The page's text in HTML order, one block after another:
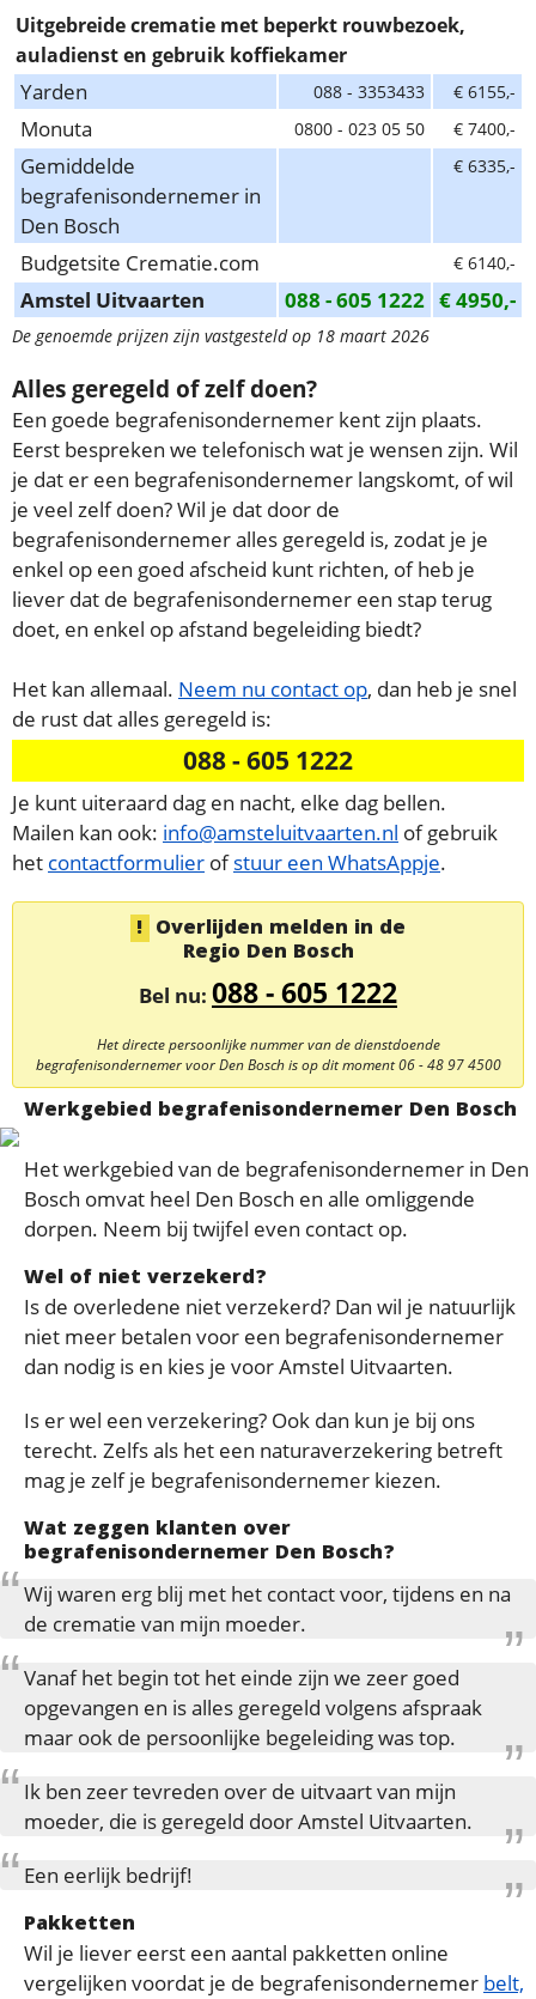
Uitgebreide crematie met beperkt rouwbezoek,
auladienst en gebruik koffiekamer
Yarden 088 - 3353433 € 6155,-
Monuta 0800 - 023 05 50 € 7400,-
Gemiddelde
begrafenisondernemer in
Den Bosch
€ 6335,-
Budgetsite Crematie.com € 6140,-
Amstel Uitvaarten 088 - 605 1222 € 4950,-
De genoemde prijzen zijn vastgesteld op 18 maart 2026
Alles geregeld of zelf doen?
Een goede begrafenisondernemer kent zijn plaats.
Eerst bespreken we telefonisch wat je wensen zijn. Wil
je dat er een begrafenisondernemer langskomt, of wil
je veel zelf doen? Wil je dat door de
begrafenisondernemer alles geregeld is, zodat je je
enkel op een goed afscheid kunt richten, of heb je
liever dat de begrafenisondernemer een stap terug
doet, en enkel op afstand begeleiding biedt?
Het kan allemaal. Neem nu contact op, dan heb je snel
de rust dat alles geregeld is:
088 - 605 1222
Je kunt uiteraard dag en nacht, elke dag bellen.
Mailen kan ook: info@amsteluitvaarten.nl of gebruik
het contactformulier ofstuur een WhatsAppje.
Overlijden melden in de
Regio Den Bosch
Bel nu: 088 - 605 1222
Het directe persoonlijke nummer van de dienstdoende
begrafenisondernemer voor Den Bosch is op dit moment06 - 48 97 4500
Werkgebied begrafenisondernemer Den Bosch
Het werkgebied van de begrafenisondernemer in Den
Bosch omvat heel Den Bosch en alle omliggende
dorpen. Neem bij twijfel even contact op.
Wel of niet verzekerd?
Is de overledene niet verzekerd? Dan wil je natuurlijk
niet meer betalen voor een begrafenisondernemer
dan nodig is en kies je voor Amstel Uitvaarten.
Is er wel een verzekering? Ook dan kun je bij ons
terecht. Zelfs als het een naturaverzekering betreft
mag je zelf je begrafenisondernemer kiezen.
Wat zeggen klanten over
begrafenisondernemer Den Bosch?
Wij waren erg blij met het contact voor, tijdens en na
de crematie van mijn moeder.
Vanaf het begin tot het einde zijn we zeer goed
opgevangen en is alles geregeld volgens afspraak
maar ook de persoonlijke begeleiding was top.
Ik ben zeer tevreden over de uitvaart van mijn
moeder, die is geregeld door Amstel Uitvaarten.
Een eerlijk bedrijf!
Pakketten
Wil je liever eerst een aantal pakketten online
vergelijken voordat je de begrafenisondernemer belt,